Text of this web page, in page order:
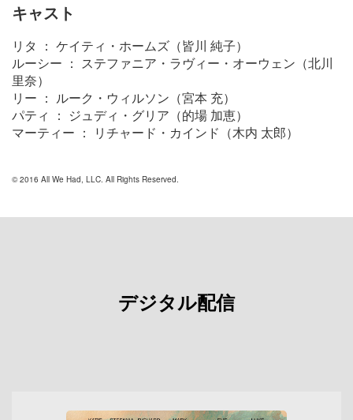
キャスト
リタ ： ケイティ・ホームズ（皆川 純子）
ルーシー ： ステファニア・ラヴィー・オーウェン（北川
里奈）
リー ： ルーク・ウィルソン（宮本 充）
パティ ： ジュディ・グリア（的場 加恵）
マーティー ： リチャード・カインド（木内 太郎）
© 2016 All We Had, LLC. All Rights Reserved.
デジタル配信